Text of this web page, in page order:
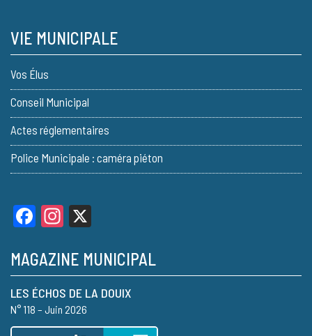
VIE MUNICIPALE
Vos Élus
Conseil Municipal
Actes réglementaires
Police Municipale : caméra piéton
FacebookInstagram
MAGAZINE MUNICIPAL
LES ÉCHOS DE LA DOUIX
N° 118 – Juin 2026